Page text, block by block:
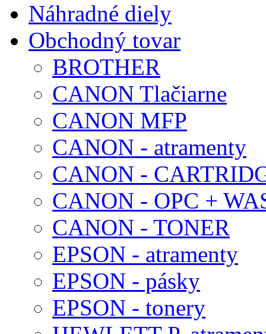
Náhradné diely
Obchodný tovar
BROTHER
CANON Tlačiarne
CANON MFP
CANON - atramenty
CANON -
CANON - OPC +
CANON - TONER
EPSON - atramenty
EPSON - pásky
EPSON - tonery